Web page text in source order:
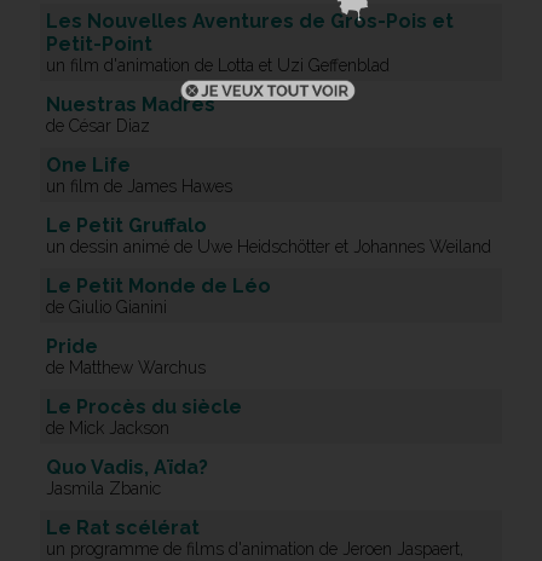
Les Nouvelles Aventures de Gros-Pois et
Petit-Point
un film d'animation de Lotta et Uzi Geffenblad
Nuestras Madres
de César Diaz
One Life
un film de James Hawes
Le Petit Gruffalo
un dessin animé de Uwe Heidschötter et Johannes Weiland
Le Petit Monde de Léo
de Giulio Gianini
Pride
de Matthew Warchus
Le Procès du siècle
de Mick Jackson
Quo Vadis, Aïda?
Jasmila Zbanic
Le Rat scélérat
un programme de films d'animation de Jeroen Jaspaert,